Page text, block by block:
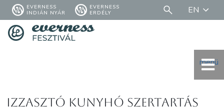
EVERNESS
INDIÁN NYÁR
EVERNESS
ERDÉLY
EN
menü
Izzasztó Kunyhó Szertartás